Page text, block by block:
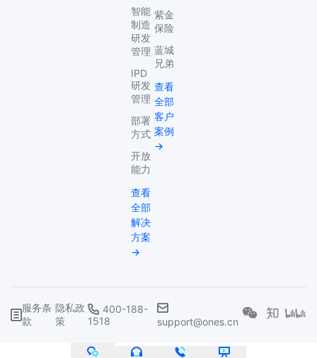
智能
制造
研发
管理
IPD
研发
管理
部署
方式
开放
能力
查看
全部
解决
方案
→
紫金
保险
蓝城
兄弟
查看
全部
客户
案例
→
服务条
款
隐私政
策
400-188-
1518
support@ones.cn
©武汉复临科技有限公司鄂ICP备2022020263号 鄂公网安备 42018502006395号